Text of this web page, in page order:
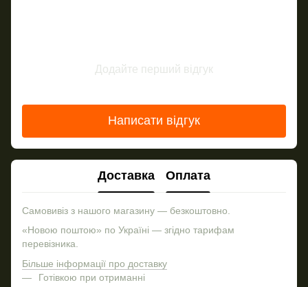
Додайте перший відгук
Написати відгук
Доставка Оплата
Самовивіз з нашого магазину — безкоштовно.
«Новою поштою» по Україні — згідно тарифам
перевізника.
Більше інформації про доставку
Готівкою при отриманні